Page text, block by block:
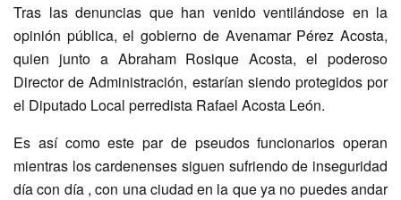
Tras las denuncias que han venido ventilándose en la
opinión pública, el gobierno de Avenamar Pérez Acosta,
quien junto a Abraham Rosique Acosta, el poderoso
Director de Administración, estarían siendo protegidos por
el Diputado Local perredista Rafael Acosta León.
Es así como este par de pseudos funcionarios operan
mientras los cardenenses siguen sufriendo de inseguridad
día con día , con una ciudad en la que ya no puedes andar